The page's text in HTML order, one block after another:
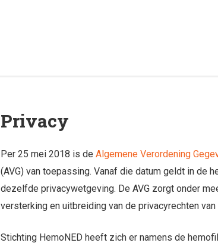
Privacy
Per 25 mei 2018 is de Algemene Verordening
(AVG) van toepassing. Vanaf die datum geldt in de
dezelfde privacywetgeving. De AVG zorgt onder
versterking en uitbreiding van de privacyrechten van
Stichting HemoNED heeft zich er namens de